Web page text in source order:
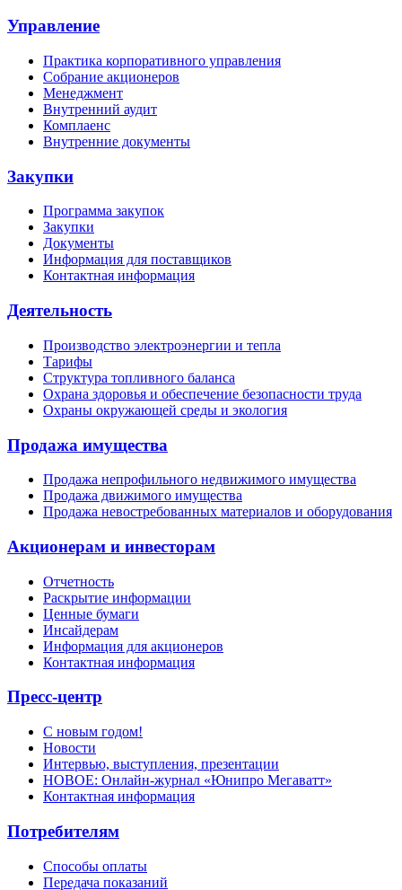
Управление
Практика корпоративного управления
Собрание акционеров
Менеджмент
Внутренний аудит
Комплаенс
Внутренние документы
Закупки
Программа закупок
Закупки
Документы
Информация для поставщиков
Контактная информация
Деятельность
Производство электроэнергии и тепла
Тарифы
Структура топливного баланса
Охрана здоровья и обеспечение безопасности труда
Охраны окружающей среды и экология
Продажа имущества
Продажа непрофильного недвижимого имущества
Продажа движимого имущества
Продажа невостребованных материалов и оборудования
Акционерам и инвесторам
Отчетность
Раскрытие информации
Ценные бумаги
Инсайдерам
Информация для акционеров
Контактная информация
Пресс-центр
С новым годом!
Новости
Интервью, выступления, презентации
НОВОЕ: Онлайн-журнал «Юнипро Мегаватт»
Контактная информация
Потребителям
Способы оплаты
Передача показаний